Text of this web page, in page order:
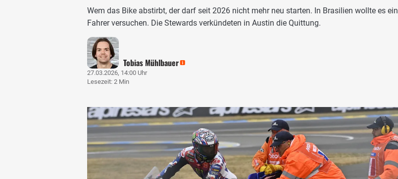
Wem das Bike abstirbt, der darf seit 2026 nicht mehr neu starten. In Brasilien wollte es ein
Fahrer versuchen. Die Stewards verkündeten in Austin die Quittung.
Tobias Mühlbauer
27.03.2026, 14:00 Uhr
Lesezeit: 2 Min